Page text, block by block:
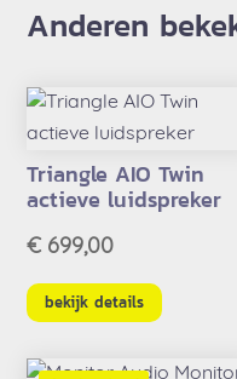
Anderen
Triangle AIO Twin
actieve luidspreker
€ 699,00
bekijk details